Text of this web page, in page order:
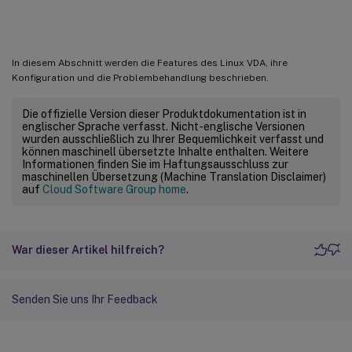
In diesem Abschnitt werden die Features des Linux VDA, ihre
Konfiguration und die Problembehandlung beschrieben.
Die offizielle Version dieser Produktdokumentation ist in
englischer Sprache verfasst. Nicht-englische Versionen
wurden ausschließlich zu Ihrer Bequemlichkeit verfasst und
können maschinell übersetzte Inhalte enthalten. Weitere
Informationen finden Sie im Haftungsausschluss zur
maschinellen Übersetzung (Machine Translation Disclaimer)
auf Cloud Software Group home.
War dieser Artikel hilfreich?
Senden Sie uns Ihr Feedback